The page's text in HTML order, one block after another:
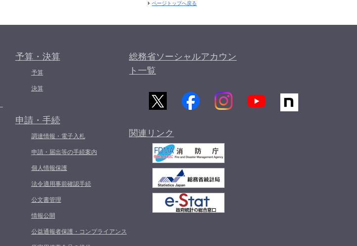
ページトップへ戻る
予算・決算
予算
決算
申請・手続
調達情報・電子入札
申請・届出等の手続案内
個人情報保護
法令適用事前確認手続
公文書管理
情報公開
公益通報者保護・コンプライアンス
総務省ソーシャルアカウン
ト一覧
関連リンク